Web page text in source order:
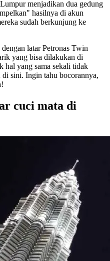
menjadikan dua gedung
hasilnya di akun
sudah berkunjung ke
latar Petronas Twin
yang bisa dilakukan di
hal yang sama sekali tidak
sini. Ingin tahu bocorannya,
cuci mata di